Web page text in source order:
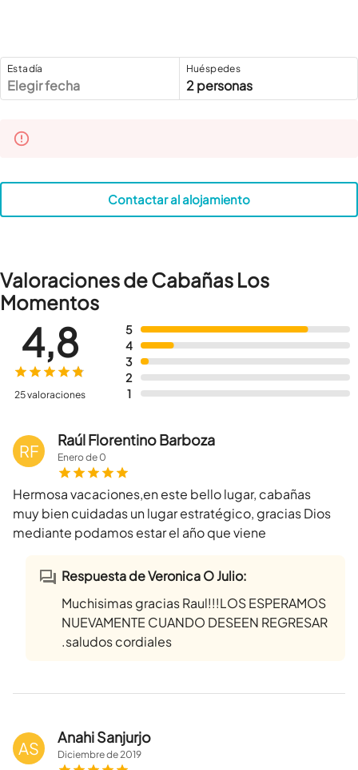
Estadía
Elegir fecha
Huéspedes
2 personas
Contactar al alojamiento
Valoraciones de Cabañas Los
Momentos
5
4
3
2
1
4,8
25 valoraciones
RF
Raúl Florentino Barboza
Enerode 0
Hermosa vacaciones,en este bello lugar, cabañas
muy bien cuidadas un lugar estratégico, gracias Dios
mediante podamos estar el año que viene
Respuesta de Veronica O Julio:
Muchisimas gracias Raul!!!LOS ESPERAMOS
NUEVAMENTE CUANDO DESEEN REGRESAR
.saludos cordiales
AS
Anahi Sanjurjo
Diciembrede2019